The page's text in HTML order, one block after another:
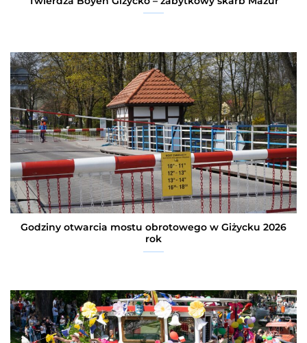
Godziny otwarcia mostu obrotowego w Giżycku 2026
rok